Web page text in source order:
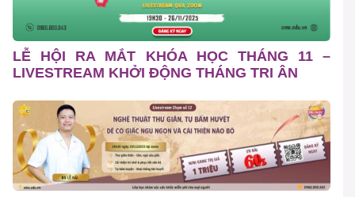
LỄ HỘI RA MẮT KHÓA HỌC THÁNG 11 –
LIVESTREAM KHỞI ĐỘNG THÁNG TRI ÂN